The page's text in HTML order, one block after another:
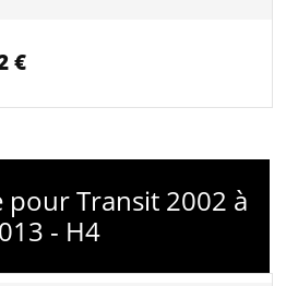
€
pour Transit 2002 à
- H4